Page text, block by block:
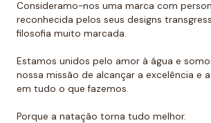
perfeitamente no corpo, dificulta que
polo aquático seja agarrado pelos
importância. Além disso, nossos
água durante o movimento,
do homem que os usa. É por isso que
usados sem qualquer problema para
desportos aquáticos semelhantes.
Consideramo-nos uma marca com
reconhecida pelos seus designs
filosofia muito marcada.
Estamos unidos pelo amor à água e
nossa missão de alcançar a excelência e
em tudo o que fazemos.
Porque a natação torna tudo melhor.